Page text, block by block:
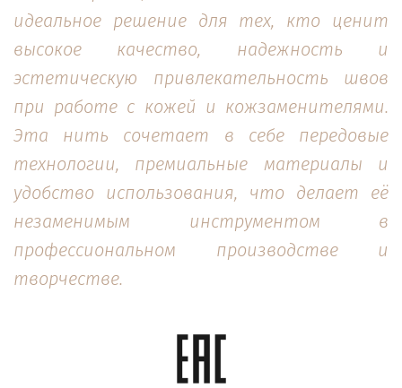
идеальное решение для тех, кто ценит
высокое качество, надежность и
эстетическую привлекательность швов
при работе с кожей и кожзаменителями.
Эта нить сочетает в себе передовые
технологии, премиальные материалы и
удобство использования, что делает её
незаменимым инструментом в
профессиональном производстве и
творчестве.